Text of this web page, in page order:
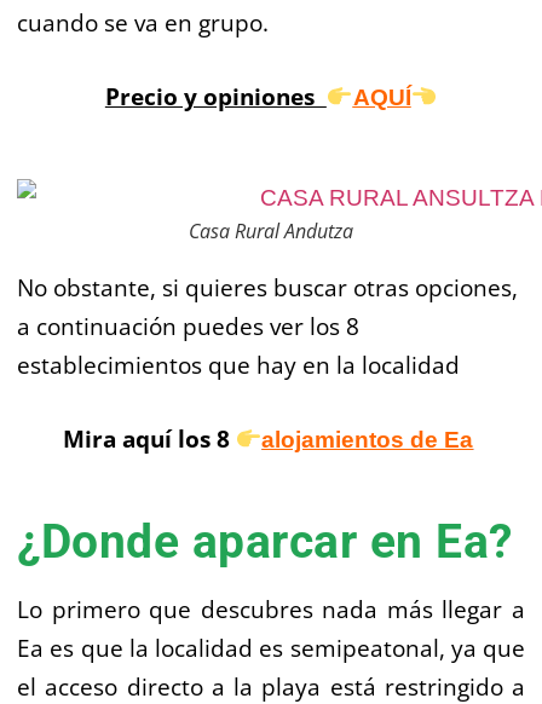
cuando se va en grupo.
Precio y opiniones AQUÍ
Casa Rural Andutza
No obstante, si quieres buscar otras opciones,
a continuación puedes ver los 8
establecimientos que hay en la localidad
Mira aquí los 8 alojamientos de Ea
¿Donde aparcar en Ea?
Lo primero que descubres nada más llegar a
Ea es que la localidad es semipeatonal, ya que
el acceso directo a la playa está restringido a